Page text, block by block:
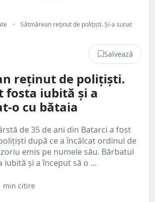
•
Sătmărean reținut de polițiști. Și-a sunat
Salvează
reținut de polițiști.
fosta iubită și a
o cu bătaia
de 35 de ani din Batarci a fost
după ce a încălcat ordinul de
emis pe numele său. Bărbatul
iubită și a început să o ...
min citire